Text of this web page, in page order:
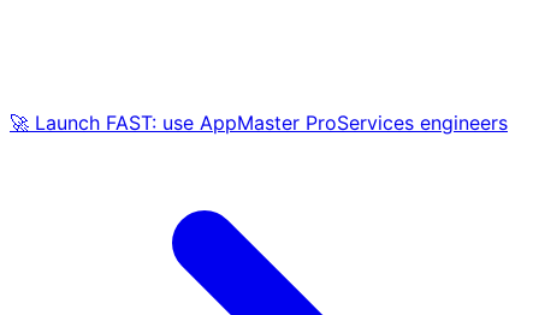
🚀 Launch FAST: use AppMaster ProServices engineers